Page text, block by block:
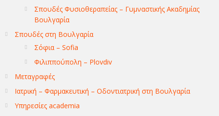
Σπουδές Φυσιοθεραπείας – Γυμναστικής Ακαδημίας
Βουλγαρία
Σπουδές στη Βουλγαρία
Σόφια – Sofia
Φιλιππούπολη – Plovdiv
Μεταγραφές
Ιατρική – Φαρμακευτική – Οδοντιατρική στη Βουλγαρία
Υπηρεσίες academia